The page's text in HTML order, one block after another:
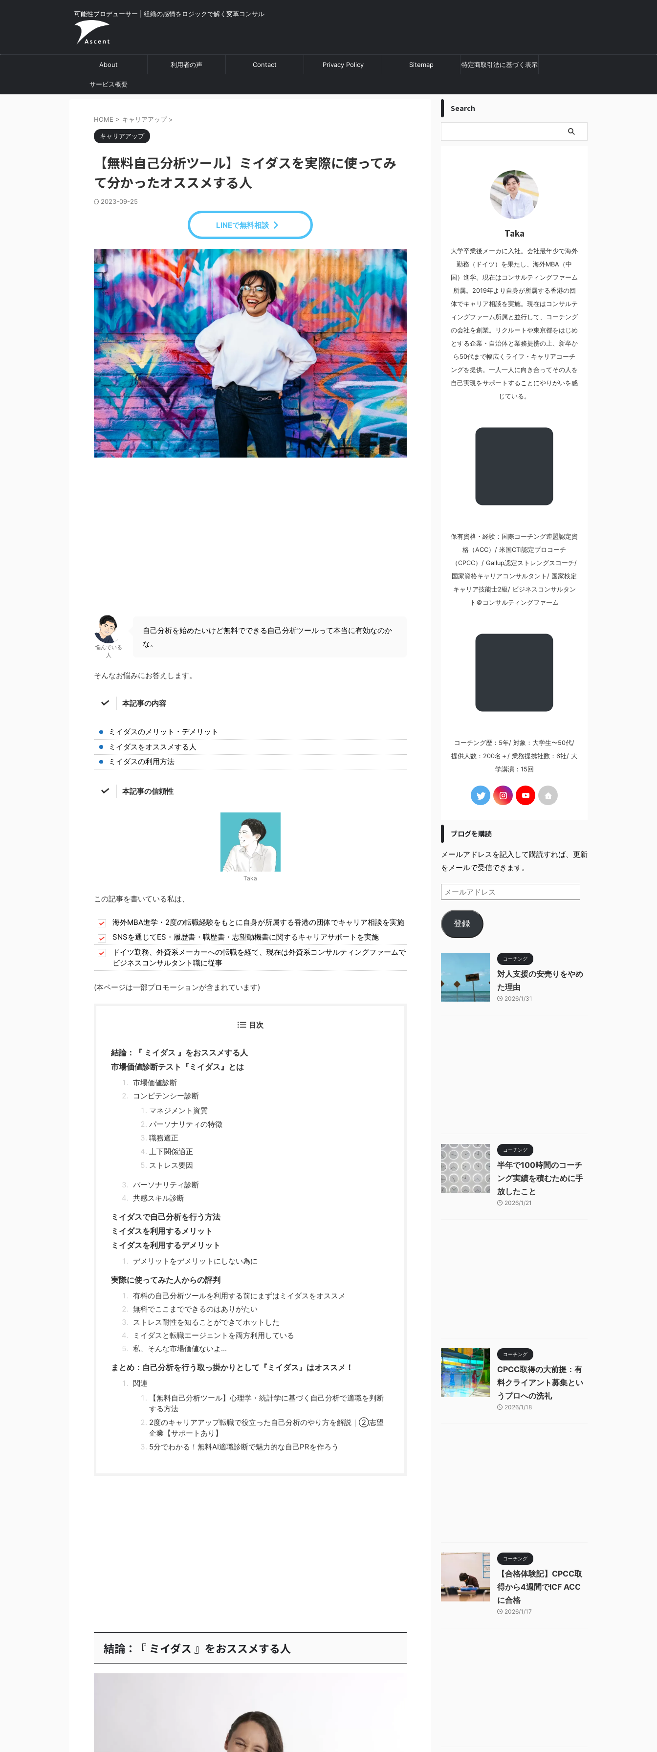
可能性プロデューサー | 組織の感情をロジックで解く変革コンサル
About 利用者の声 Contact Privacy Policy Sitemap 特定商取引法に基づく表示
サービス概要
HOME > キャリアアップ >
キャリアアップ
【無料自己分析ツール】ミイダスを実際に使ってみ
て分かったオススメする人
2023-09-25
LINEで無料相談
悩んでいる
人
自己分析を始めたいけど無料でできる自己分析ツールって本当に有効なのか
な。
そんなお悩みにお答えします。
本記事の内容
ミイダスのメリット・デメリット
ミイダスをオススメする人
ミイダスの利用方法
本記事の信頼性
Taka
この記事を書いている私は、
海外MBA進学・2度の転職経験をもとに自身が所属する香港の団体でキャリア相談を実施
SNSを通じてES・履歴書・職歴書・志望動機書に関するキャリアサポートを実施
ドイツ勤務、外資系メーカーへの転職を経て、現在は外資系コンサルティングファームで
ビジネスコンサルタント職に従事
(本ページは一部プロモーションが含まれています)
目次
結論：『 ミイダス 』をおススメする人
市場価値診断テスト『ミイダス』とは
市場価値診断
コンピテンシー診断
マネジメント資質
パーソナリティの特徴
職務適正
上下関係適正
ストレス要因
パーソナリティ診断
共感スキル診断
ミイダスで自己分析を行う方法
ミイダスを利用するメリット
ミイダスを利用するデメリット
デメリットをデメリットにしない為に
実際に使ってみた人からの評判
有料の自己分析ツールを利用する前にまずはミイダスをオススメ
無料でここまでできるのはありがたい
ストレス耐性を知ることができてホットした
ミイダスと転職エージェントを両方利用している
私、そんな市場価値ないよ...
まとめ：自己分析を行う取っ掛かりとして『ミイダス』はオススメ！
関連
【無料自己分析ツール】心理学・統計学に基づく自己分析で適職を判断
する方法
2度のキャリアアップ転職で役立った自己分析のやり方を解説｜②志望
企業【サポートあり】
5分でわかる！無料AI適職診断で魅力的な自己PRを作ろう
結論：『 ミイダス 』をおススメする人
Search
Taka
大学卒業後メーカに入社。会社最年少で海外
勤務（ドイツ）を果たし、海外MBA（中
国）進学。現在はコンサルティングファーム
所属。2019年より自身が所属する香港の団
体でキャリア相談を実施。現在はコンサルテ
ィングファーム所属と並行して、コーチング
の会社を創業。リクルートや東京都をはじめ
とする企業・自治体と業務提携の上、新卒か
ら50代まで幅広くライフ・キャリアコーチ
ングを提供。一人一人に向き合ってその人を
自己実現をサポートすることにやりがいを感
じている。
保有資格・経験：国際コーチング連盟認定資
格（ACC）/ 米国CTI認定プロコーチ
（CPCC）/ Gallup認定ストレングスコーチ/
国家資格キャリアコンサルタント/ 国家検定
キャリア技能士2級/ ビジネスコンサルタン
ト＠コンサルティングファーム
コーチング歴：5年/ 対象：大学生〜50代/
提供人数：200名＋/ 業務提携社数：6社/ 大
学講演：15回
ブログを購読
メールアドレスを記入して購読すれば、更新
をメールで受信できます。
登録
コーチング
対人支援の安売りをやめ
た理由
2026/1/31
コーチング
半年で100時間のコーチ
ング実績を積むために手
放したこと
2026/1/21
コーチング
CPCC取得の大前提：有
料クライアント募集とい
うプロへの洗礼
2026/1/18
コーチング
【合格体験記】CPCC取
得から4週間でICF ACC
に合格
2026/1/17